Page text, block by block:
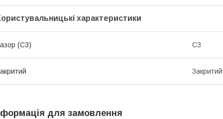
характеристики
(С3) C3
Закритий
для замовлення